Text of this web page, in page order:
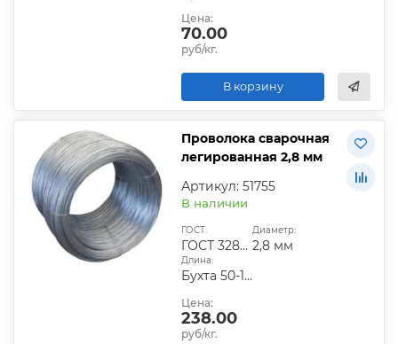
Цена:
70.00
руб/кг.
В корзину
Проволока сварочная
легированная 2,8 мм
Артикул: 51755
В наличии
ГОСТ:
ГОСТ 3282-74|ГОСТ 6727-80|ГОСТ 9389-75
Диаметр:
2,8 мм
Длина:
Бухта 50-100 кг
Цена:
238.00
руб/кг.